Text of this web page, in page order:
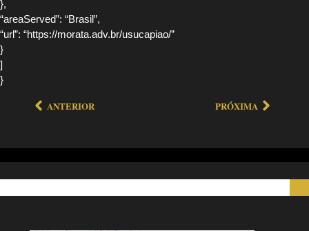
},
“areaServed”: “Brasil”,
“url”: “https://morata.adv.br/usucapiao/”
}
]
}
ANTERIOR PRÓXIMA